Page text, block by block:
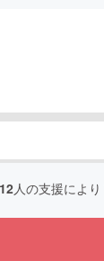
12人の支援により